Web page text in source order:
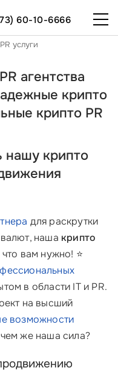
60-10-6666
услуги
агентства
крипто
крипто PR
нашу крипто
для раскрутки
наша крипто
вам нужно! ⭐
в области IT и PR.
на высший
возможности
же наша сила?